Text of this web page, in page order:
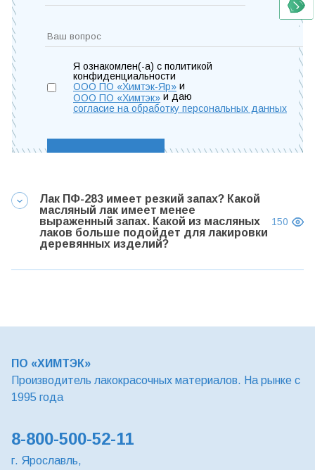
Я ознакомлен(-а) с политикой
конфиденциальности
ООО ПО «Химтэк-Яр» и
ООО ПО «Химтэк» и даю
согласие на обработку персональных данных
Лак ПФ-283 имеет резкий запах? Какой
масляный лак имеет менее
выраженный запах. Какой из масляных
лаков больше подойдет для лакировки
деревянных изделий?
150
ПО «ХИМТЭК»
Производитель лакокрасочных материалов. На рынке с
1995 года
8-800-500-52-11
г. Ярославль,